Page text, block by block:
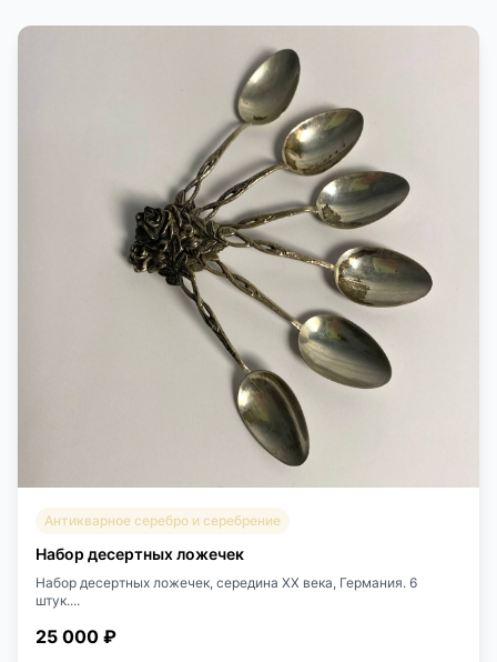
Антикварное серебро и серебрение
Набор десертных ложечек
Набор десертных ложечек, середина ХХ века, Германия. 6
штук....
25 000 ₽